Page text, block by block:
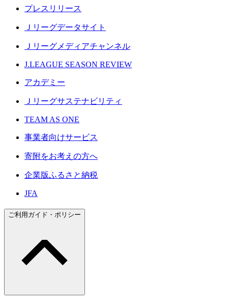
プレスリリース
Ｊリーグデータサイト
Ｊリーグメディアチャンネル
J.LEAGUE SEASON REVIEW
アカデミー
Ｊリーグサステナビリティ
TEAM AS ONE
事業者向けサービス
寄附をお考えの方へ
企業版ふるさと納税
JFA
ご利用ガイド・ポリシー